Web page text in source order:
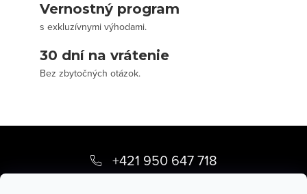
Vernostný program
s exkluzívnymi výhodami.
30 dní na vrátenie
Bez zbytočných otázok.
p
+421 950 647 718